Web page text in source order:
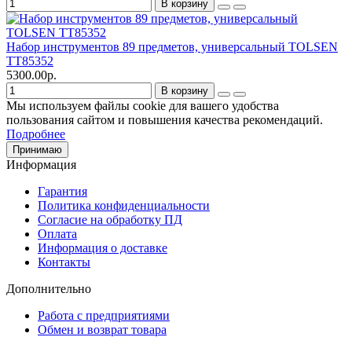
В корзину
Набор инструментов 89 предметов, универсальный TOLSEN
TT85352
5300.00р.
В корзину
Мы используем файлы cookie для вашего удобства
пользования сайтом и повышения качества рекомендаций.
Подробнее
Принимаю
Информация
Гарантия
Политика конфиденциальности
Согласие на обработку ПД
Оплата
Информация о доставке
Контакты
Дополнительно
Работа с предприятиями
Обмен и возврат товара